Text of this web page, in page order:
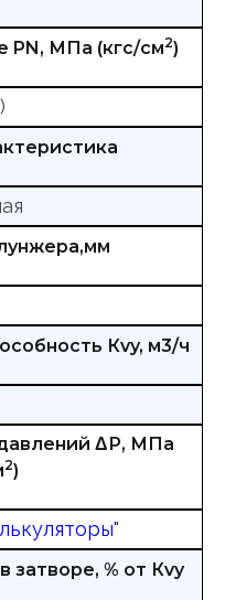
PN, МПа (кгс/см2)
Кvy, м3/ч
ΔР, МПа
2)
затворе, % от Кvy